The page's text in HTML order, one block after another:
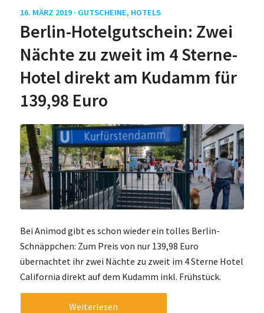
16. MÄRZ 2019 · GUTSCHEINE, HOTELS
Berlin-Hotelgutschein: Zwei
Nächte zu zweit im 4 Sterne-
Hotel direkt am Kudamm für
139,98 Euro
Bei Animod gibt es schon wieder ein tolles Berlin-
Schnäppchen: Zum Preis von nur 139,98 Euro
übernachtet ihr zwei Nächte zu zweit im 4 Sterne Hotel
California direkt auf dem Kudamm inkl. Frühstück.
Weiterlesen